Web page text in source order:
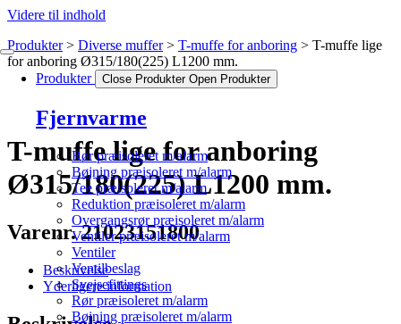
Videre til indhold
Produkter Close Produkter Open Produkter
Fjernvarme
Rør præisoleret m/alarm
Bøjning præisoleret m/alarm
Tee præisoleret m/alarm
Reduktion præisoleret m/alarm
Overgangsrør præisoleret m/alarm
Ventiler præisoleret m/alarm
Ventiler
Ventilbeslag
Svejsefittings
Rør præisoleret m/alarm
Bøjning præisoleret m/alarm
Produkter Diverse muffer T-muffe for anboring
T-muffe lige
for anboring Ø315/180(225) L1200 mm.
T-muffe lige for anboring
Ø315/180(225) L1200 mm.
Varenr. 21023151800
Beskrivelse
Yderligere information